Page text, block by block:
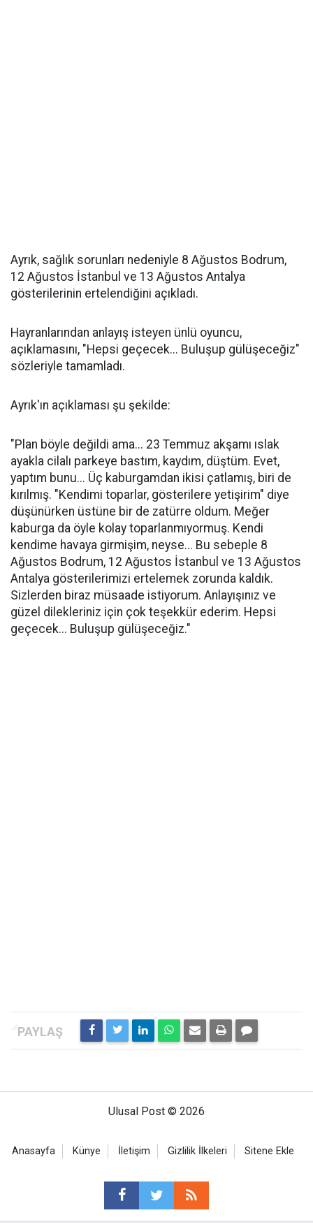
Ayrık, sağlık sorunları nedeniyle 8 Ağustos Bodrum,
12 Ağustos İstanbul ve 13 Ağustos Antalya
gösterilerinin ertelendiğini açıkladı.
Hayranlarından anlayış isteyen ünlü oyuncu,
açıklamasını, "Hepsi geçecek... Buluşup gülüşeceğiz"
sözleriyle tamamladı.
Ayrık'ın açıklaması şu şekilde:
"Plan böyle değildi ama... 23 Temmuz akşamı ıslak
ayakla cilalı parkeye bastım, kaydım, düştüm. Evet,
yaptım bunu... Üç kaburgamdan ikisi çatlamış, biri de
kırılmış. "Kendimi toparlar, gösterilere yetişirim" diye
düşünürken üstüne bir de zatürre oldum. Meğer
kaburga da öyle kolay toparlanmıyormuş. Kendi
kendime havaya girmişim, neyse... Bu sebeple 8
Ağustos Bodrum, 12 Ağustos İstanbul ve 13 Ağustos
Antalya gösterilerimizi ertelemek zorunda kaldık.
Sizlerden biraz müsaade istiyorum. Anlayışınız ve
güzel dilekleriniz için çok teşekkür ederim. Hepsi
geçecek... Buluşup gülüşeceğiz."
Ulusal Post © 2026
Anasayfa Künye İletişim Gizlilik İlkeleri Sitene Ekle